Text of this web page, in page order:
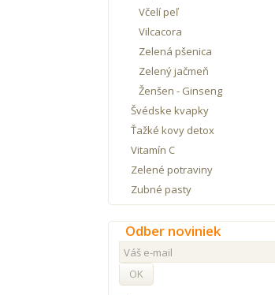
Včelí peľ
Vilcacora
Zelená pšenica
Zelený jačmeň
Ženšen - Ginseng
Švédske kvapky
Ťažké kovy detox
Vitamín C
Zelené potraviny
Zubné pasty
Odber noviniek
OK